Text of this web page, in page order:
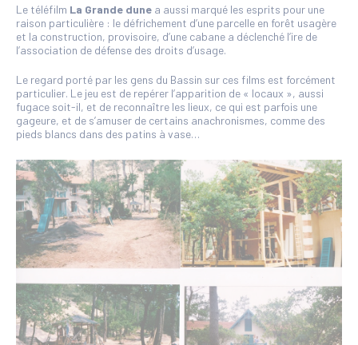
Le téléfilm La Grande dune a aussi marqué les esprits pour une
raison particulière : le défrichement d’une parcelle en forêt usagère
et la construction, provisoire, d’une cabane a déclenché l’ire de
l’association de défense des droits d’usage.
Le regard porté par les gens du Bassin sur ces films est forcément
particulier. Le jeu est de repérer l’apparition de « locaux », aussi
fugace soit-il, et de reconnaître les lieux, ce qui est parfois une
gageure, et de s’amuser de certains anachronismes, comme des
pieds blancs dans des patins à vase…